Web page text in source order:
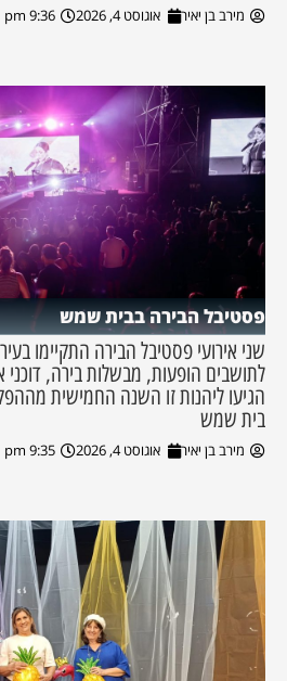
מירב בן יאיר אוגוסט 4, 2026 9:36 pm
פסטיבל הבירה בבית שמש
שני אירועי פסטיבל הבירה התקיימו
לתושבים הופעות, מבשלות בירה, דוכני
הגיעו ליהנות זו השנה החמישית
בית שמש
מירב בן יאיר אוגוסט 4, 2026 9:35 pm